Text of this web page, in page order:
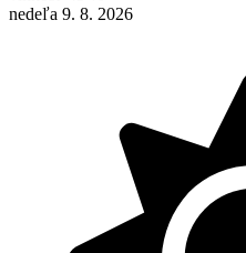
nedeľa 9. 8. 2026